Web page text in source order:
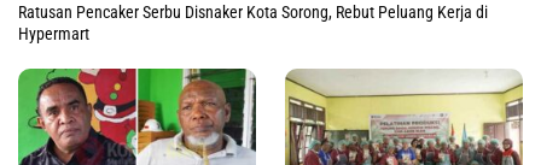
Ratusan Pencaker Serbu Disnaker Kota Sorong, Rebut Peluang Kerja di
Hypermart